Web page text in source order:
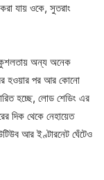
যায় ওকে, সুতরাং
অন্য অনেক
হওয়ার পর আর কোনো
হচ্ছে, লোড শেডিং এর
দিক থেকে নেহায়েত
আর ইণ্টারনেট ঘেঁটেও